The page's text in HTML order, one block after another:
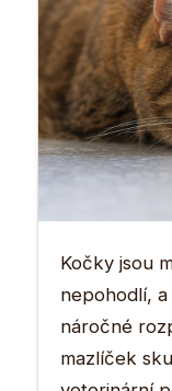
Kočky jsou
nepohodlí,
náročné
mazlíček